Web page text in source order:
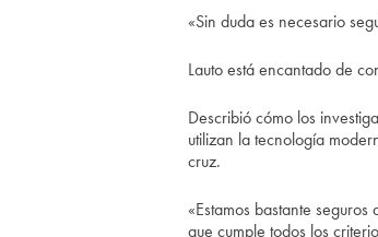
«Sin duda es necesario
Lauto está encantado de
Describió cómo los
utilizan la tecnología
cruz.
«Estamos bastante
que cumple todos los